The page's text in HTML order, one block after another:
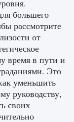
0
большего
рассмотрите
от
время в пути и
Это
уменьшить
руководству,
своих